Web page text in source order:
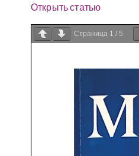
Открыть статью
Страница 1 / 5